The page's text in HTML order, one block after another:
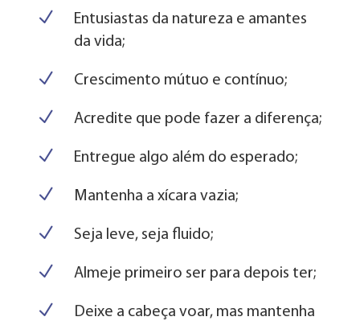
N
Entusiastas da natureza e amantes
da vida;
N Crescimento mútuo e contínuo;
N Acredite que pode fazer a diferença;
N Entregue algo além do esperado;
N Mantenha a xícara vazia;
N Seja leve, seja fluido;
N Almeje primeiro ser para depois ter;
N
Deixe a cabeça voar, mas mantenha